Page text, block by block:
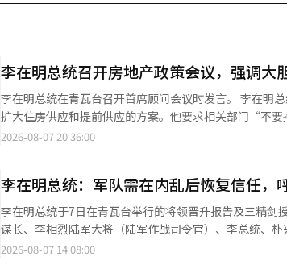
李在明总统召开房地产政策会议，强调大
李在明总统在青瓦台召开首席顾问会议时发言。 李在明总统召开了一场长达6小时的房地产政策检查会议，重点讨论
扩大住房供应和提前供应的方案。他要求相关部门“不要拘泥
席发言人姜裕贞在7日的书面简报中表示：“李总统于下
供应的方案及其快速执行的对策。 不过，青瓦台当天并未公开具体的供应规模、目标区域及对策的发布时点。 会议
结束时，李总统对韩成淑总理及相关部门的部长们表示
践。”※ 本报道经人工智能（AI）系统翻译与编辑。
2026-08-07 20:36:00
李在明总统：军队需在内乱后恢复信任，
李在明总统于7日在青瓦台举行的将领晋升报告及三精
谋长、李相烈陆军大将（陆军作战司令官）、李总统、
李在明总统于7日在青瓦台为晋升的将领们举行了晋升报告及三精剑授予仪式。 李总
2026-08-07 14:08:00